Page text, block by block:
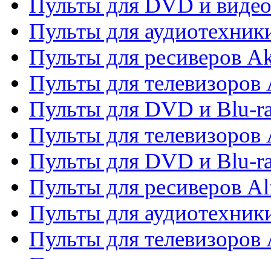
Пульты для DVD и
Пульты для
Пульты для ресиверов
Пульты для телевизоров
Пульты для DVD и Blu-
Пульты для
Пульты для DVD и Blu-
Пульты для ресиверов
Пульты для
Пульты для